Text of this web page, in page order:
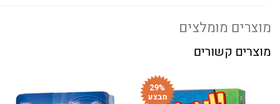
מוצרים מומלצים
מוצרים קשורים
29%
מבצע